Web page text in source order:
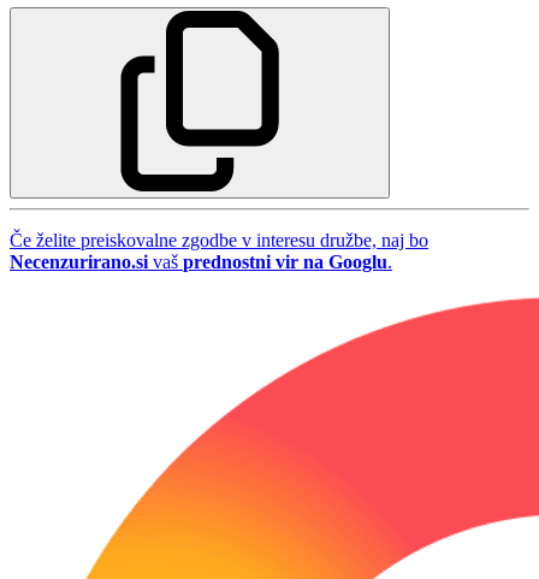
Če želite preiskovalne zgodbe v interesu družbe, naj bo
Necenzurirano.si vaš prednostni vir na Googlu.